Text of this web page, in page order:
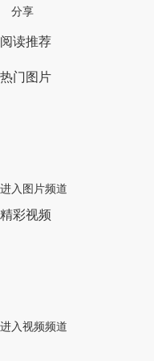
分享
阅读推荐
热门图片
进入图片频道
精彩视频
进入视频频道